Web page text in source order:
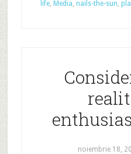
life, Media, nails-the-sun,
noiembrie 18,